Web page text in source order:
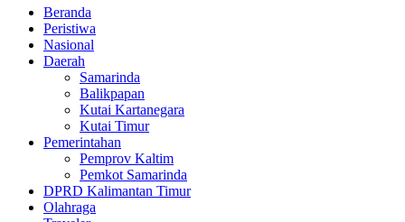
Beranda
Peristiwa
Nasional
Daerah
Samarinda
Balikpapan
Kutai Kartanegara
Kutai Timur
Pemerintahan
Pemprov Kaltim
Pemkot Samarinda
DPRD Kalimantan Timur
Olahraga